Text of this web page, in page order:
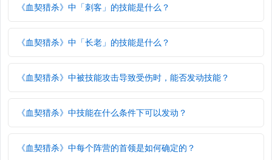
《血契猎杀》中「刺客」的技能是什么？
《血契猎杀》中「长老」的技能是什么？
《血契猎杀》中被技能攻击导致受伤时，能否发动技能？
《血契猎杀》中技能在什么条件下可以发动？
《血契猎杀》中每个阵营的首领是如何确定的？